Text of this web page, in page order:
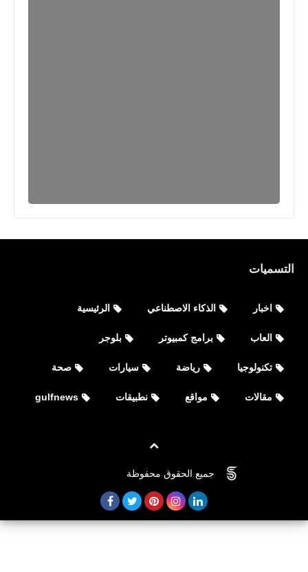
لأجهزة iPhone و iPad وAndroid
التسميات
اخبار الذكاء الاصطناعي الرئيسية
العاب برامج كمبيوتر بلوجر
تكنولوجيا رياضة سيارات صحة
مقالات مواقع نطبيقات gulfnews
جميع الحقوق محفوظة